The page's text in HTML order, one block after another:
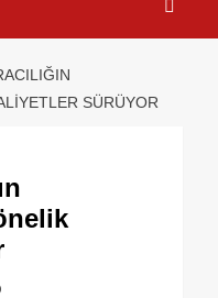
SÜRÜYOR